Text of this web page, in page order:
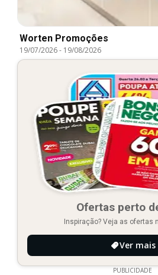
Worten Promoções
19/07/2026- 19/08/2026
Ofertas perto
Inspiração? Veja as ofertas
Ver mais
PUBLICIDADE